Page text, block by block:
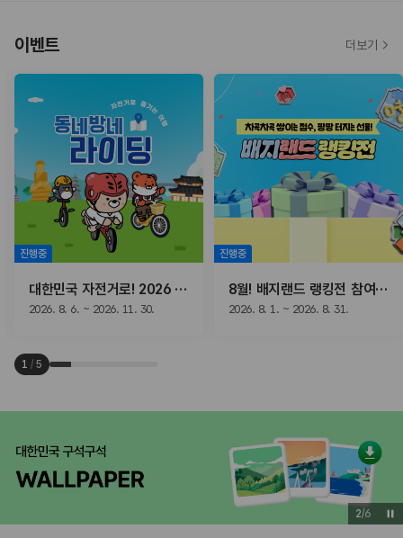
이벤트
진행중
대한민국 자전거로! 2026 동네방네 라이딩
2026. 8. 6. ~ 2026. 11. 30.
진행중
8월! 배지랜드 랭킹전 참여하고, 선물받자!
2026. 8. 1. ~ 2026. 8. 31.
1 / 5
더보기
3/6